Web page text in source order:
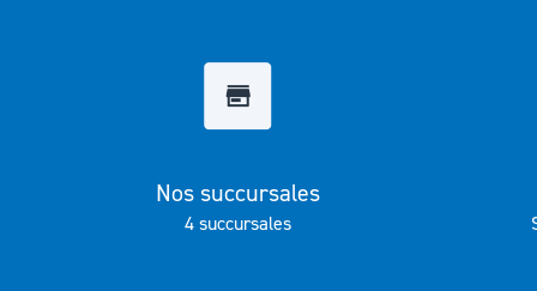
Nos succursales
4 succursales